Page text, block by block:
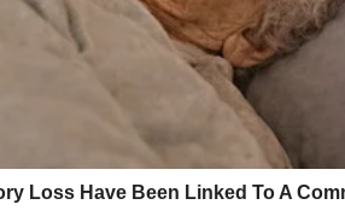
ZMIJA
intenzivnu energiju koja govori o